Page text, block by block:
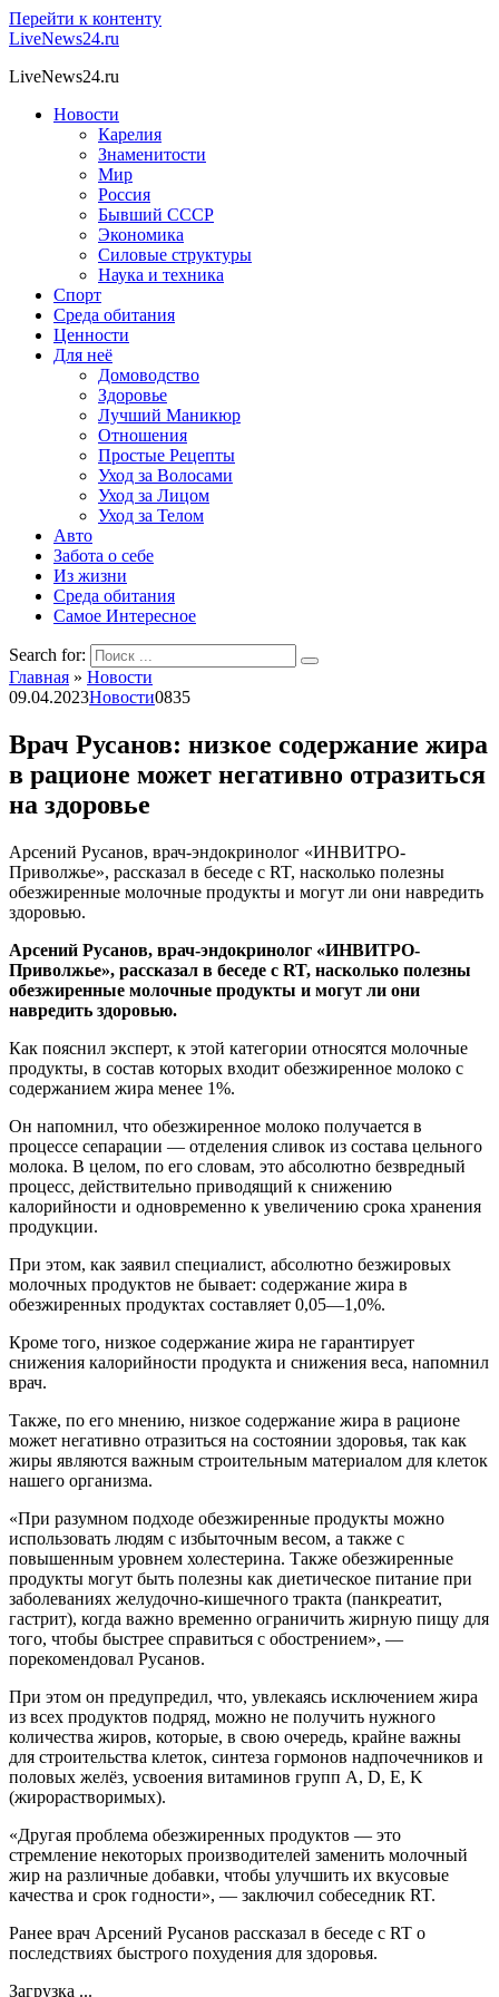
Перейти к контенту
LiveNews24.ru
LiveNews24.ru
Новости
Карелия
Знаменитости
Мир
Россия
Бывший СССР
Экономика
Силовые структуры
Наука и техника
Спорт
Среда обитания
Ценности
Для неё
Домоводство
Здоровье
Лучший Маникюр
Отношения
Простые Рецепты
Уход за Волосами
Уход за Лицом
Уход за Телом
Авто
Забота о себе
Из жизни
Среда обитания
Самое Интересное
Search for:
Главная » Новости
09.04.2023Новости0835
Врач Русанов: низкое содержание жира
в рационе может негативно отразиться
на здоровье
Арсений Русанов, врач-эндокринолог «ИНВИТРО-
Приволжье», рассказал в беседе с RT, насколько полезны
обезжиренные молочные продукты и могут ли они навредить
здоровью.
Арсений Русанов, врач-эндокринолог «ИНВИТРО-
Приволжье», рассказал в беседе с RT, насколько полезны
обезжиренные молочные продукты и могут ли они
навредить здоровью.
Как пояснил эксперт, к этой категории относятся молочные
продукты, в состав которых входит обезжиренное молоко с
содержанием жира менее 1%.
Он напомнил, что обезжиренное молоко получается в
процессе сепарации — отделения сливок из состава цельного
молока. В целом, по его словам, это абсолютно безвредный
процесс, действительно приводящий к снижению
калорийности и одновременно к увеличению срока хранения
продукции.
При этом, как заявил специалист, абсолютно безжировых
молочных продуктов не бывает: содержание жира в
обезжиренных продуктах составляет 0,05—1,0%.
Кроме того, низкое содержание жира не гарантирует
снижения калорийности продукта и снижения веса, напомнил
врач.
Также, по его мнению, низкое содержание жира в рационе
может негативно отразиться на состоянии здоровья, так как
жиры являются важным строительным материалом для клеток
нашего организма.
«При разумном подходе обезжиренные продукты можно
использовать людям с избыточным весом, а также с
повышенным уровнем холестерина. Также обезжиренные
продукты могут быть полезны как диетическое питание при
заболеваниях желудочно-кишечного тракта (панкреатит,
гастрит), когда важно временно ограничить жирную пищу для
того, чтобы быстрее справиться с обострением», —
порекомендовал Русанов.
При этом он предупредил, что, увлекаясь исключением жира
из всех продуктов подряд, можно не получить нужного
количества жиров, которые, в свою очередь, крайне важны
для строительства клеток, синтеза гормонов надпочечников и
половых желёз, усвоения витаминов групп А, D, E, K
(жирорастворимых).
«Другая проблема обезжиренных продуктов — это
стремление некоторых производителей заменить молочный
жир на различные добавки, чтобы улучшить их вкусовые
качества и срок годности», — заключил собеседник RT.
Ранее врач Арсений Русанов рассказал в беседе с RT о
последствиях быстрого похудения для здоровья.
Загрузка ...